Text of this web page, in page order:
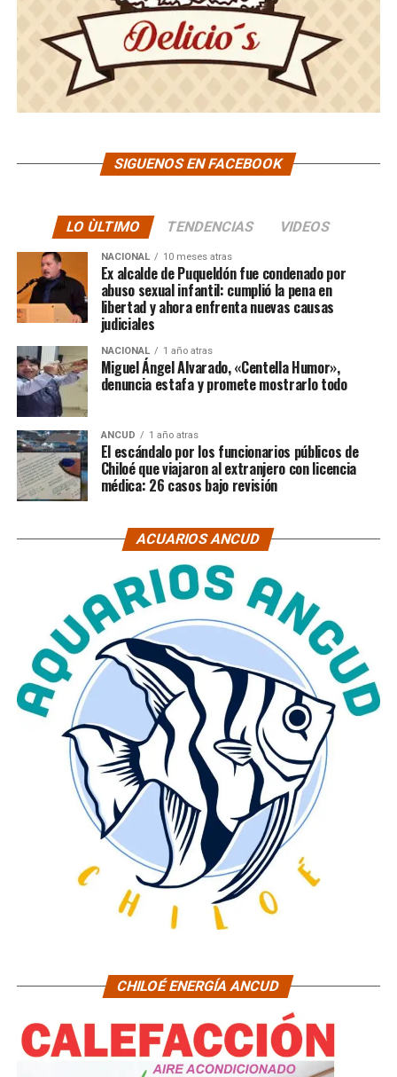
SIGUENOS EN FACEBOOK
LO ÙLTIMO TENDENCIAS VIDEOS
NACIONAL 10 meses atras
Ex alcalde de Puqueldón fue condenado por
abuso sexual infantil: cumplió la pena en
libertad y ahora enfrenta nuevas causas
judiciales
NACIONAL 1 año atras
Miguel Ángel Alvarado, «Centella Humor»,
denuncia estafa y promete mostrarlo todo
ANCUD 1 año atras
El escándalo por los funcionarios públicos de
Chiloé que viajaron al extranjero con licencia
médica: 26 casos bajo revisión
ACUARIOS ANCUD
CHILOÉ ENERGÍA ANCUD